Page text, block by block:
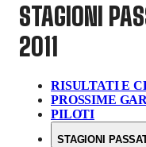
STAGIONI
2011
RISULTATI E
PROSSIME
PILOTI
STAGIONI